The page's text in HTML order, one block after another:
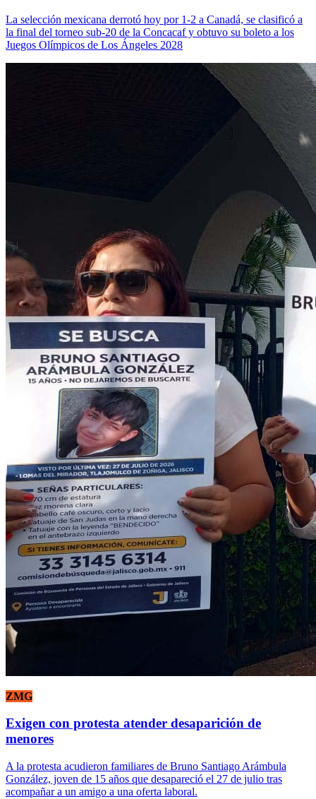
La selección mexicana derrotó hoy por 1-2 a Canadá, se clasificó a
la final del torneo sub-20 de la Concacaf y obtuvo su boleto a los
Juegos Olímpicos de Los Ángeles 2028
ZMG
Exigen con protesta atender desaparición de
menores
A la protesta acudieron familiares de Bruno Santiago Arámbula
González, joven de 15 años que desapareció el 27 de julio tras
acompañar a un amigo a una oferta laboral.